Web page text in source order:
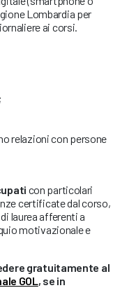
Lombardia per
ai corsi.
relazioni con persone
con particolari
certificate dal corso,
laurea afferenti a
motivazionale e
gratuitamente al
GOL, se in